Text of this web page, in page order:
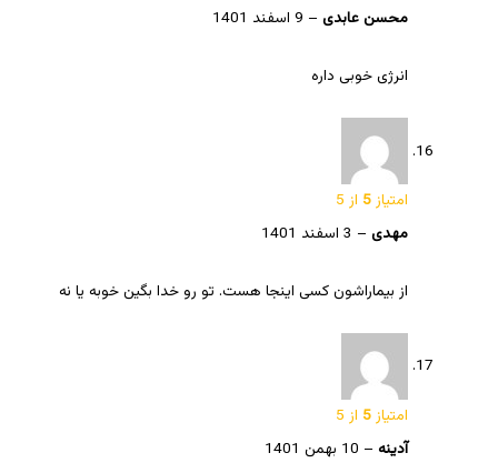
محسن عابدی – 9 اسفند 1401
انرژی خوبی داره
امتیاز5 از 5
مهدی – 3 اسفند 1401
از بیماراشون کسی اینجا هست. تو رو خدا بگین خوبه یا نه
امتیاز5 از 5
آدینه – 10 بهمن 1401